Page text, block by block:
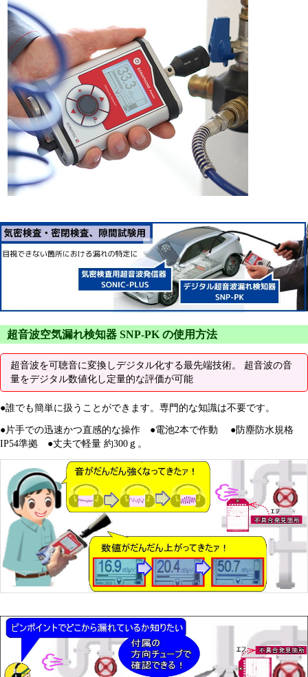
超音波空気漏れ検知器 SNP-PK の使用方法
超音波を可聴音に変換しデジタル化する最先端技術。 超音波の音
量をデジタル数値化し定量的な評価が可能
●誰でも簡単に扱うことができます。専門的な知識は不要です。
●片手での迅速かつ直感的な操作 ●電池2本で作動 ●防塵防水規格
IP54準拠 ●丈夫で軽量 約300ｇ。